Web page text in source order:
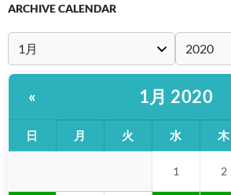
ARCHIVE CALENDAR
« 1月 2020
日 月 火 水 木
1 2